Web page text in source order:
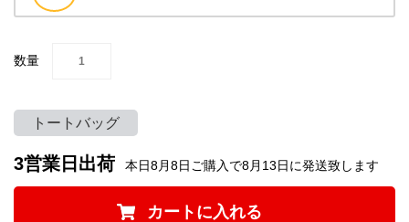
数量
トートバッグ
3営業日出荷 本日8月8日ご購入で8月13日に発送致します
カートに入れる